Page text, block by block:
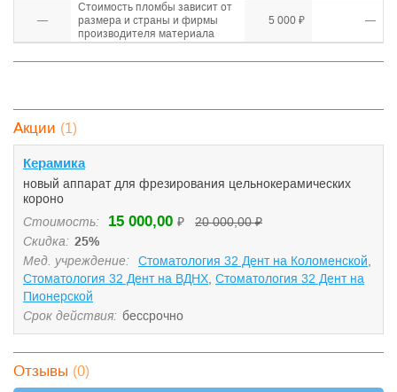
—
Стоимость пломбы зависит от
размера и страны и фирмы
производителя материала
5 000 ₽ —
Акции (1)
Керамика
новый аппарат для фрезирования цельнокерамических
короно
Стоимость:
15 000,00 ₽
20 000,00 ₽
Скидка: 25%
Мед. учреждение:
Стоматология 32 Дент на Коломенской
Стоматология 32 Дент на ВДНХ Стоматология 32 Дент на
Пионерской
Срок действия: бессрочно
Отзывы (0)